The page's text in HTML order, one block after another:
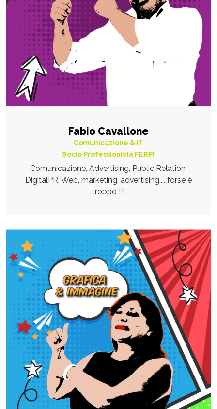
Fabio Cavallone
Comunicazione & IT
Socio Professionista FERPI
Comunicazione, Advertising, Public Relation,
DigitalPR, Web, marketing, advertising,... forse è
troppo !!!